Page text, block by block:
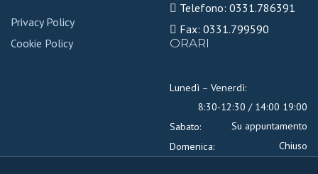
Privacy Policy
Cookie Policy
Telefono: 0331.786391
Fax: 0331.799590
ORARI
Lunedì – Venerdì:
8:30-12:30 / 14:00 19:00
Sabato:
Su appuntamento
Domenica:
Chiuso